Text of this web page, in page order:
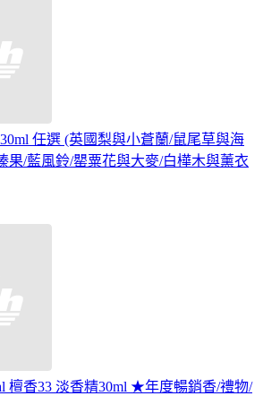
任選 (英國梨與小蒼蘭/鼠尾草與海
果/藍風鈴/罌粟花與大麥/白樺木與薰衣
檀香33 淡香精30ml ★年度暢銷香/禮物/